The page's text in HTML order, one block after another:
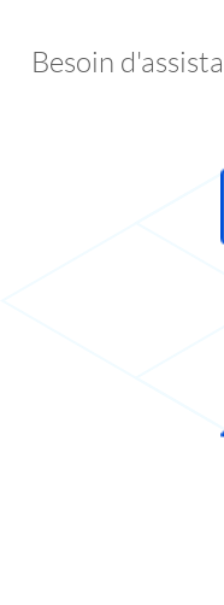
Besoin